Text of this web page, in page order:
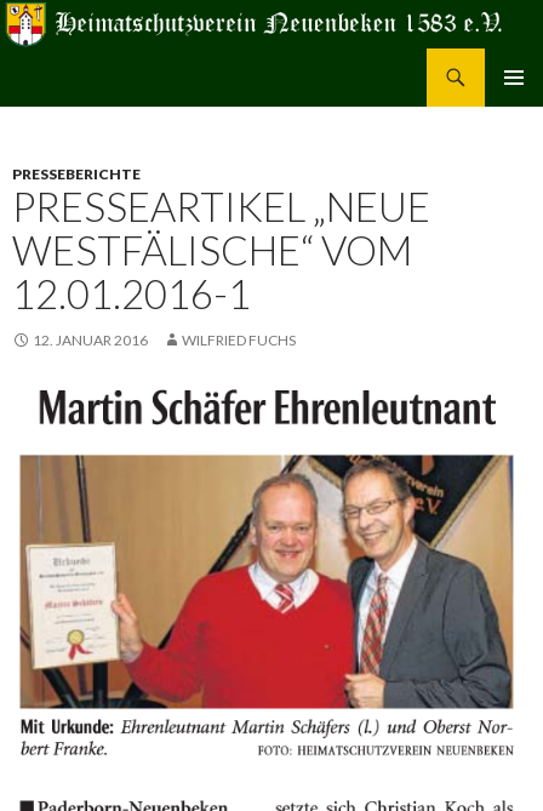
PRESSEBERICHTE
PRESSEARTIKEL „NEUE
WESTFÄLISCHE“ VOM
12.01.2016-1
12. JANUAR 2016 WILFRIED FUCHS